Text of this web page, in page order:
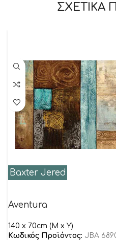
ΣΧΕΤΙΚΑ
Baxter Jered
Aventura
140 x 70cm (M x Y)
Κωδικός Προϊόντος: JBA